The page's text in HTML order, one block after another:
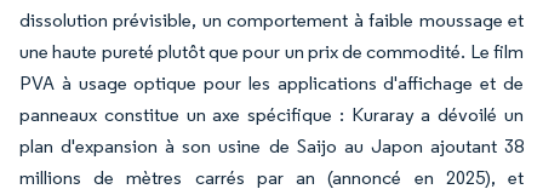
dissolution prévisible, un comportement à faible moussage et
une haute pureté plutôt que pour un prix de commodité. Le film
PVA à usage optique pour les applications d'affichage et de
panneaux constitue un axe spécifique : Kuraray a dévoilé un
plan d'expansion à son usine de Saijo au Japon ajoutant 38
millions de mètres carrés par an (annoncé en 2025), et